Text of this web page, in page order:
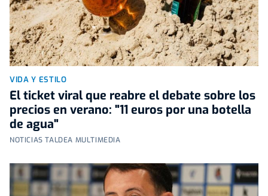
VIDA Y ESTILO
El ticket viral que reabre el debate sobre los
precios en verano: "11 euros por una botella
de agua"
NOTICIAS TALDEA MULTIMEDIA